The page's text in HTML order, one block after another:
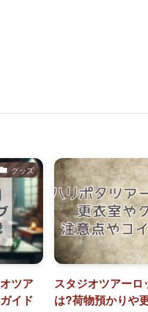
グッズ
ツア
イド
スタジオツアーロ
は?荷物預かりや